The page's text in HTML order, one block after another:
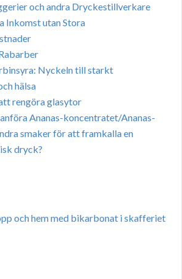
och andra Dryckestillverkare
Inkomst utan Stora
Nyckeln till starkt
hälsa
rengöra glasytor
Ananas-koncentratet/Ananas-
smaker för att framkalla en
dryck?
och hem med bikarbonat i skafferiet